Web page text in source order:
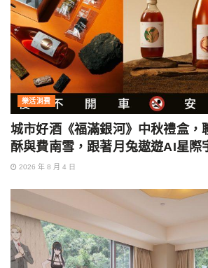
樂活消費
城市好酒《福滿銀河》中秋禮盒，
酥與費南雪，跟著月兔遨遊AI星際
2026 年 8 月 4 日